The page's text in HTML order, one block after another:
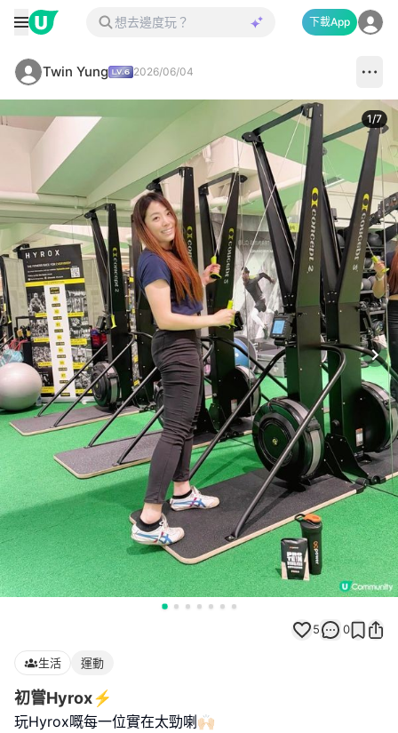
下載App
Twin Yung 2026/06/04
1/7
5 0
生活 運動
初嘗Hyrox⚡️
玩Hyrox嘅每一位實在太勁喇🙌🏻